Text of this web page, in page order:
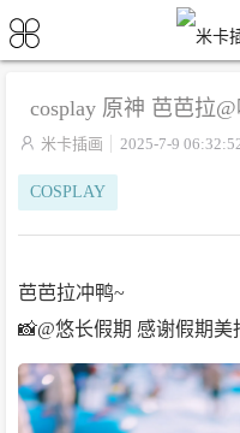
cosplay 原神 芭芭拉
 米卡插画 2025-7-9
COSPLAY
芭芭拉冲鸭~
📸@悠长假期 感谢假期美